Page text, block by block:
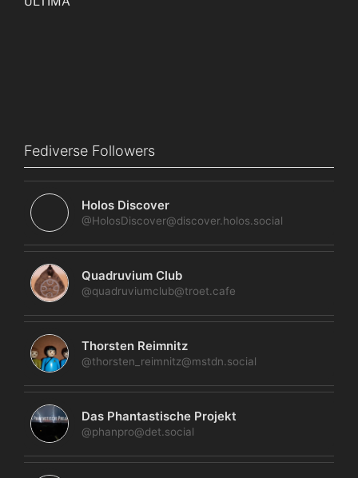
Fediverse Followers
Holos Discover
@HolosDiscover@discover.holos.social
Quadruvium Club
@quadruviumclub@troet.cafe
Thorsten Reimnitz
@thorsten_reimnitz@mstdn.social
Das Phantastische Projekt
@phanpro@det.social